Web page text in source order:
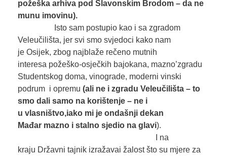
požeška arhiva pod SlavonskimBrodom – da ne
munu imovinu).
Isto sam postupio kao i sa zgradom
Veleučilišta, jer svi smo svjedoci kako nam
je Osijek, zbog najblaže rečeno mutnih
interesa požeško-osječkih bajokana, mazno’zgradu
Studentskog doma, vinograde, moderni vinski
podrum i opremu (ali ne i zgrad u Veleučilišta– to
smodalisamo na korištenje – ne i
u vlasništvo,iako mi je ondašnji dekan
Mađar mazno i stalno sjedio na glavi).
I na
kraju Državni tajnik izražavai žalost što su mjere za